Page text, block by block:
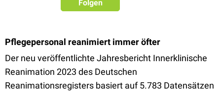
Folgen
Pflegepersonal reanimiert immer öfter
Der neu veröffentlichte Jahresbericht Innerklinische
Reanimation 2023 des Deutschen
Reanimationsregisters basiert auf 5.783 Datensätzen